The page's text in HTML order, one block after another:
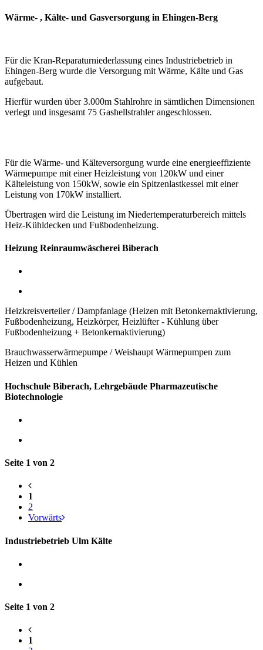
Wärme- , Kälte- und Gasversorgung in Ehingen-Berg
Für die Kran-Reparaturniederlassung eines Industriebetrieb in
Ehingen-Berg wurde die Versorgung mit Wärme, Kälte und Gas
aufgebaut.
Hierfür wurden über 3.000m Stahlrohre in sämtlichen Dimensionen
verlegt und insgesamt 75 Gashellstrahler angeschlossen.
Für die Wärme- und Kälteversorgung wurde eine energieeffiziente
Wärmepumpe mit einer Heizleistung von 120kW und einer
Kälteleistung von 150kW, sowie ein Spitzenlastkessel mit einer
Leistung von 170kW installiert.
Übertragen wird die Leistung im Niedertemperaturbereich mittels
Heiz-Kühldecken und Fußbodenheizung.
Heizung Reinraumwäscherei Biberach
Heizkreisverteiler / Dampfanlage (Heizen mit Betonkernaktivierung,
Fußbodenheizung, Heizkörper, Heizlüfter - Kühlung über
Fußbodenheizung + Betonkernaktivierung)
Brauchwasserwärmepumpe / Weishaupt Wärmepumpen zum
Heizen und Kühlen
Hochschule Biberach, Lehrgebäude Pharmazeutische
Biotechnologie
Seite 1 von 2
1
2
Vorwärts
Industriebetrieb Ulm Kälte
Seite 1 von 2
1